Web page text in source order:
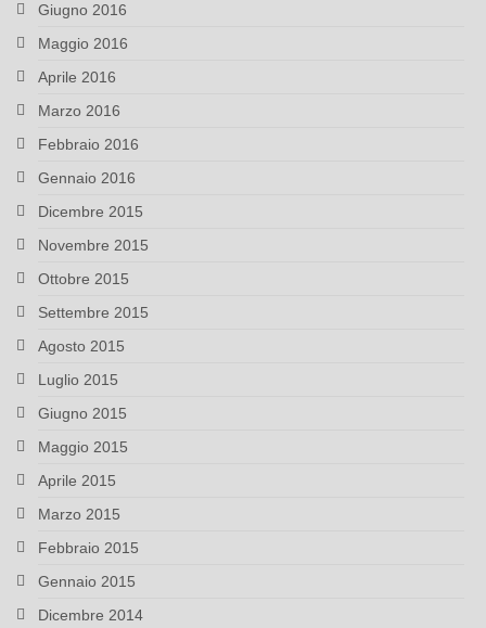
Giugno 2016
Maggio 2016
Aprile 2016
Marzo 2016
Febbraio 2016
Gennaio 2016
Dicembre 2015
Novembre 2015
Ottobre 2015
Settembre 2015
Agosto 2015
Luglio 2015
Giugno 2015
Maggio 2015
Aprile 2015
Marzo 2015
Febbraio 2015
Gennaio 2015
Dicembre 2014